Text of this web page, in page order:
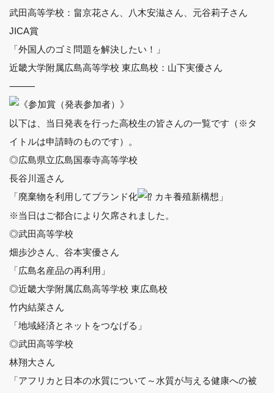
武田高等学校：畠京花さん、八木安滋さん、元谷莉子さん
JICA賞
「外国人のゴミ問題を解決したい！」
近畿大学附属広島高等学校 東広島校：山下実優さん
⸻
《参加賞（発表参加者）》
以下は、当日発表を行った高校生の皆さんの一覧です（※タ
イトルは申請時のものです）。
◎広島県立広島国泰寺高等学校
長谷川遥さん
「廃棄物を利用してブランド化
カキ養殖新構想」
※当日はご都合により欠席されました。
◎武田高等学校
畑歩沙さん、谷本実優さん
「広島名産品の再利用」
◎近畿大学附属広島高等学校 東広島校
竹内結菜さん
「地域経済とネットをつなげる」
◎武田高等学校
林翔大さん
「アフリカと日本の水質について～水質が与える健康への被